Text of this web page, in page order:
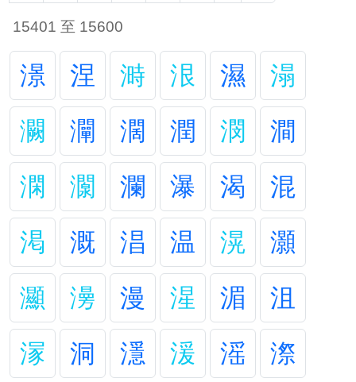
15401 至 15600
澋 涅 溡 泿 濕
溻
灍
灛 濶 潤 潣
澗
澖
灁 瀾 瀑 渴
混
渇
溉 淐 温 滉
灝
灦
澷 漫 湦 湄
沮
溕
洞 濦 湲 滛
漈